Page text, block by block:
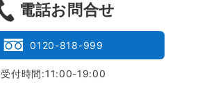
電話お問合せ
0120-818-999
受付時間:11:00-19:00